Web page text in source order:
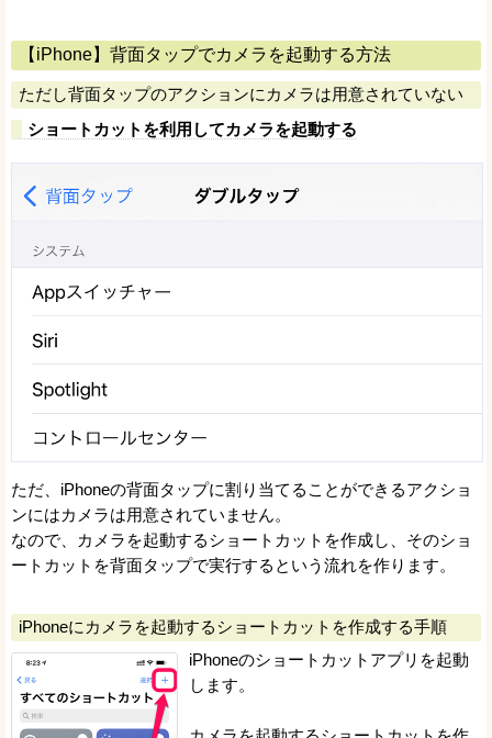
【iPhone】背面タップでカメラを起動する方法
ただし背面タップのアクションにカメラは用意されていない
ショートカットを利用してカメラを起動する
ただ、iPhoneの背面タップに割り当てることができるアクショ
ンにはカメラは用意されていません。
なので、カメラを起動するショートカットを作成し、そのショ
ートカットを背面タップで実行するという流れを作ります。
iPhoneにカメラを起動するショートカットを作成する手順
iPhoneのショートカットアプリを起動
します。